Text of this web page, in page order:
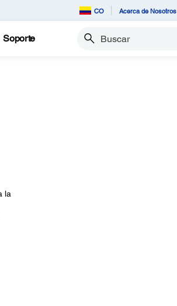
CO Acerca de Nosotros
Soporte Buscar
la